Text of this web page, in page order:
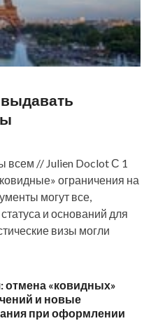
всем // Julien Doclot С 1
ограничения на
могут все,
и оснований для
визы могли
отмена «ковидных»
и новые
при оформлении